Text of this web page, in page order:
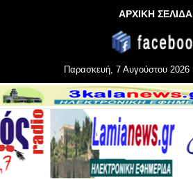
ΑΡΧΙΚΗ ΣΕΛΙΔΑ
Παρασκευή, 7 Αυγούστου 2026